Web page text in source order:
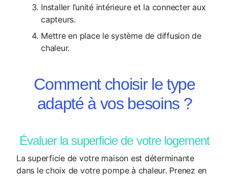
Installer l’unité intérieure et la connecter aux
capteurs.
Mettre en place le système de diffusion de
chaleur.
Comment choisir le type
adapté à vos besoins ?
Évaluer la superficie de votre logement
La superficie de votre maison est déterminante
dans le choix de votre pompe à chaleur. Prenez en